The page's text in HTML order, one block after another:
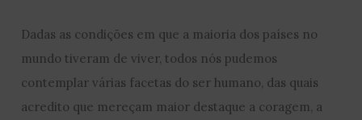
Dadas as condições em que a maioria dos países no
mundo tiveram de viver, todos nós pudemos
contemplar várias facetas do ser humano, das quais
acredito que mereçam maior destaque a coragem, a